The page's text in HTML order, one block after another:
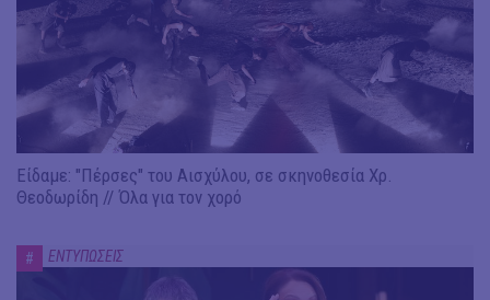
Είδαμε: "Πέρσες" του Αισχύλου, σε σκηνοθεσία Χρ.
Θεοδωρίδη // Όλα για τον χορό
# ΕΝΤΥΠΩΣΕΙΣ